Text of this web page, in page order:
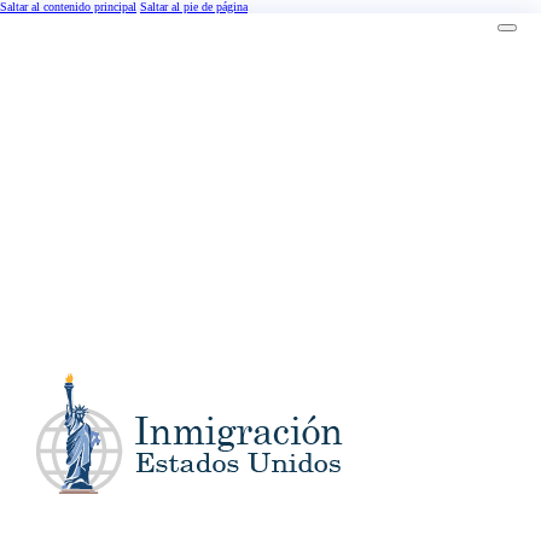
Saltar al contenido principal Saltar al pie de página